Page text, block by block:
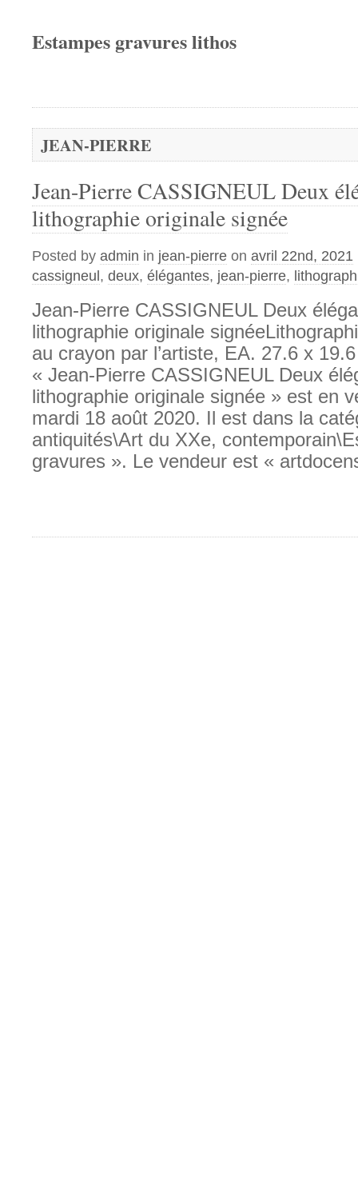
Estampes gravures lithos
JEAN-PIERRE
Jean-Pierre CASSIGNEUL Deux
lithographie originale signée
Posted by admin in jean-pierre on avril 22nd, 2021
cassigneul , deux, élégantes, jean-pierre,
Jean-Pierre CASSIGNEUL Deux
lithographie originale
au crayon par l’artiste, EA. 27.6 x 19.6
« Jean-Pierre CASSIGNEUL Deux
lithographie originale signée » est en
mardi 18 août 2020. Il est dans la
antiquités\Art du XXe,
gravures ». Le vendeur est «